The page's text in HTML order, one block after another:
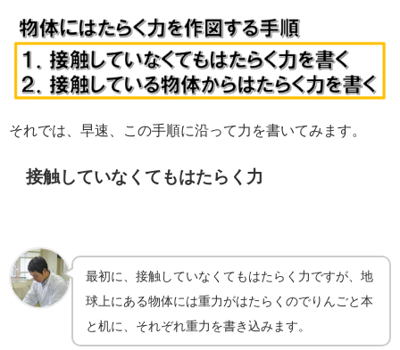
それでは、早速、この手順に沿って力を書いてみます。
接触していなくてもはたらく力
最初に、接触していなくてもはたらく力ですが、地
球上にある物体には重力がはたらくのでりんごと本
と机に、それぞれ重力を書き込みます。